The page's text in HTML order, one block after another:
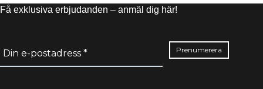
Seiko 5 Sports GMT för dig som vill kunna följa ytterligare en
Jämför boettstorlek, urtavlefärg och armband innan du väljer.
En mindre diameter ger ett mer kompakt uttryck på handleden,
Få exklusiva erbjudanden – anmäl dig här!